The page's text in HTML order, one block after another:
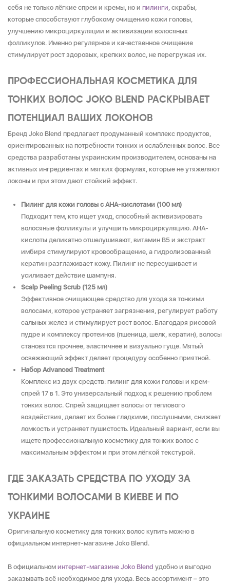
себя не только лёгкие спреи и кремы, но и пилинги, скрабы,
которые способствуют глубокому очищению кожи головы,
улучшению микроциркуляции и активизации волосяных
фолликулов. Именно регулярное и качественное очищение
стимулирует рост здоровых, крепких волос, не перегружая их.
ПРОФЕССИОНАЛЬНАЯ КОСМЕТИКА ДЛЯ
ТОНКИХ ВОЛОС JOKO BLEND РАСКРЫВАЕТ
ПОТЕНЦИАЛ ВАШИХ ЛОКОНОВ
Бренд Joko Blend предлагает продуманный комплекс продуктов,
ориентированных на потребности тонких и ослабленных волос. Все
средства разработаны украинским производителем, основаны на
активных ингредиентах и мягких формулах, которые не утяжеляют
локоны и при этом дают стойкий эффект.
Пилинг для кожи головы с AHA-кислотами (100 мл)
Подходит тем, кто ищет уход, способный активизировать
волосяные фолликулы и улучшить микроциркуляцию. AHA-
кислоты деликатно отшелушивают, витамин B5 и экстракт
имбиря стимулируют кровообращение, а гидролизованный
кератин разглаживает кожу. Пилинг не пересушивает и
усиливает действие шампуня.
Scalp Peeling Scrub (125 мл)
Эффективное очищающее средство для ухода за тонкими
волосами, которое устраняет загрязнения, регулирует работу
сальных желез и стимулирует рост волос. Благодаря рисовой
пудре и комплексу протеинов (пшеница, шелк, кератин), волосы
становятся прочнее, эластичнее и визуально гуще. Мятый
освежающий эффект делает процедуру особенно приятной.
Набор Advanced Treatment
Комплекс из двух средств: пилинг для кожи головы и крем-
спрей 17 в 1. Это универсальный подход к решению проблем
тонких волос. Спрей защищает волосы от теплового
воздействия, делает их более гладкими, послушными, снижает
ломкость и устраняет пушистость. Идеальный вариант, если вы
ищете профессиональную косметику для тонких волос с
максимальным эффектом и при этом лёгкой текстурой.
ГДЕ ЗАКАЗАТЬ СРЕДСТВА ПО УХОДУ ЗА
ТОНКИМИ ВОЛОСАМИ В КИЕВЕ И ПО
УКРАИНЕ
Оригинальную косметику для тонких волос купить можно в
официальном интернет-магазине Joko Blend.
В официальном интернет-магазине Joko Blend удобно и выгодно
заказывать всё необходимое для ухода. Весь ассортимент – это